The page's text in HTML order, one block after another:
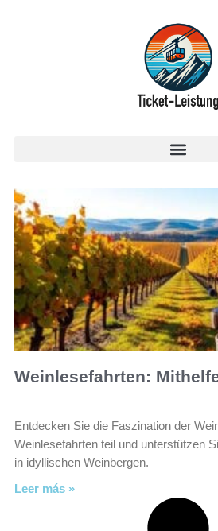
Weinlesefahrten:
Entdecken Sie die Faszination der
Weinlesefahrten teil und unterstützen
in idyllischen Weinbergen.
Leer más »